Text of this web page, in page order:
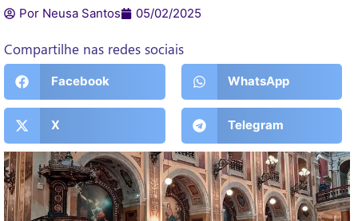
Por Neusa Santos 05/02/2025
Compartilhe nas redes sociais
Facebook WhatsApp
X Telegram